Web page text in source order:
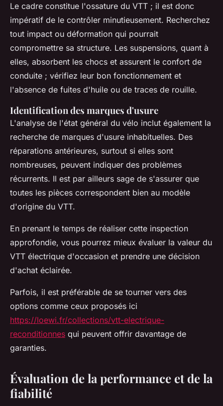
Le cadre constitue l'ossature du VTT ; il est donc
impératif de le contrôler minutieusement. Recherchez
tout impact ou déformation qui pourrait
compromettre sa structure. Les suspensions, quant à
elles, absorbent les chocs et assurent le confort de
conduite ; vérifiez leur bon fonctionnement et
l'absence de fuites d'huile ou de traces de rouille.
Identification des marques d'usure
L'analyse de l'état général du vélo inclut également la
recherche de marques d'usure inhabituelles. Des
réparations antérieures, surtout si elles sont
nombreuses, peuvent indiquer des problèmes
récurrents. Il est par ailleurs sage de s'assurer que
toutes les pièces correspondent bien au modèle
d'origine du VTT.
En prenant le temps de réaliser cette inspection
approfondie, vous pourrez mieux évaluer la valeur du
VTT électrique d'occasion et prendre une décision
d'achat éclairée.
Parfois, il est préférable de se tourner vers des
options comme ceux proposés ici
https://loewi.fr/collections/vtt-electrique-
reconditionnes qui peuvent offrir davantage de
garanties.
Évaluation de la performance et de la
fiabilité